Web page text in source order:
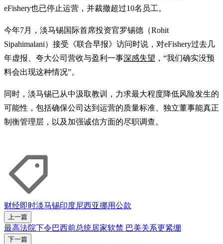
eFishery也已停止运营，并裁撤超过10名员工。
今年7月，淡马锡国际首席投资官罗锡德（Rohit
Sipahimalani）接受《联合早报》访问时说，对eFishery过去几
年虚报、夸大公司营收与盈利一事深感失望 ，“我们确实没预
料会出现这种情况”。
同时，淡马锡已从中汲取教训，力求最大程度降低风险发生的
可能性，包括确保公司达到运营的质量标准、独立董事能真正
制衡管理层，以及加强诚信方面的尽职调查。
财经即时淡马锡印度尼西亚挪用公款
上一篇
最高法院下令巴西前总统居家软禁 巴美关系更紧绷
下一篇